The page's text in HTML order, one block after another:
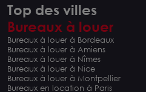
Top des villes
Bureaux à louer
Bureaux à louer à Bordeaux
Bureaux à louer à Amiens
Bureaux à louer à Nîmes
Bureaux à louer à Nice
Bureaux à louer à Montpellier
Bureaux en location à Paris